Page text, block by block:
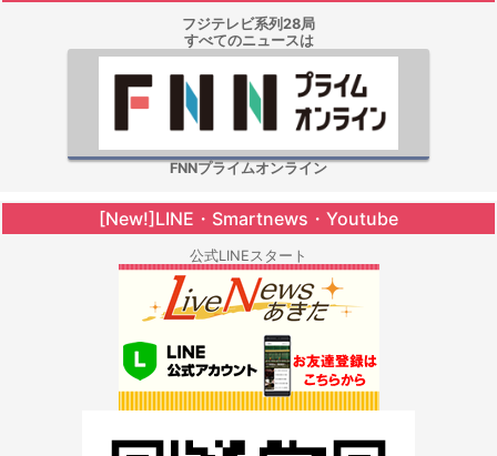
フジテレビ系列28局
すべてのニュースは
FNNプライムオンライン
[New!]LINE・Smartnews・Youtube
公式LINEスタート